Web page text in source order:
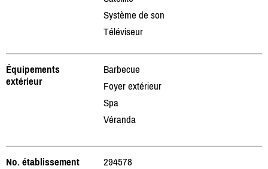
Système de son
Téléviseur
Équipements
extérieur
Barbecue
Foyer extérieur
Spa
Véranda
No. établissement
294578